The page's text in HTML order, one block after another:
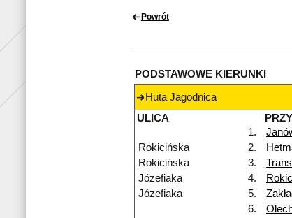
Powrót
PODSTAWOWE KIERUNKI
Huta Jagodnica
ULICA
1.
Rokicińska
2.
Rokicińska
3.
Józefiaka
4.
Józefiaka
5.
6.